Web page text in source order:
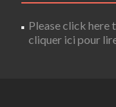
Please click here
cliquer ici pour